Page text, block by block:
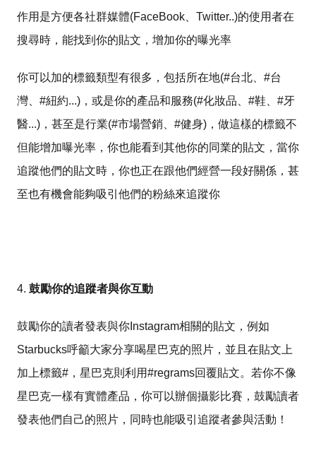
作用是方便各社群媒體(FaceBook、Twitter..)的使用者在
搜尋時，能找到你的貼文，增加你的曝光率
你可以加的標籤類型有很多，包括所在地(#台北、#台
灣、#紐約...)，或是你的產品和服務(#化妝品、#鞋、#牙
醫...)，甚至是行業(#市場營銷、#健身)，做這樣的標籤不
但能增加曝光率，你也能看到其他你的同業的貼文，當你
追蹤他們的貼文時，你也正在跟他們經營一段好關係，甚
至也有機會能夠吸引他們的粉絲來追蹤你
4. 鼓勵你的追蹤者與你互動
鼓勵你的讀者發表與你Instagram相關的貼文，例如
Starbucks呼籲大家分享喝星巴克的照片，並且在貼文上
加上標籤#，星巴克則利用#regrams回覆貼文。若你不像
星巴克一樣有實體產品，你可以辦個攝影比賽，鼓勵讀者
發表他們自己的照片，同時也能吸引追蹤者參與活動！